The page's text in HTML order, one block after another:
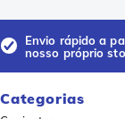
Envio rápido a
nosso próprio
Categorias